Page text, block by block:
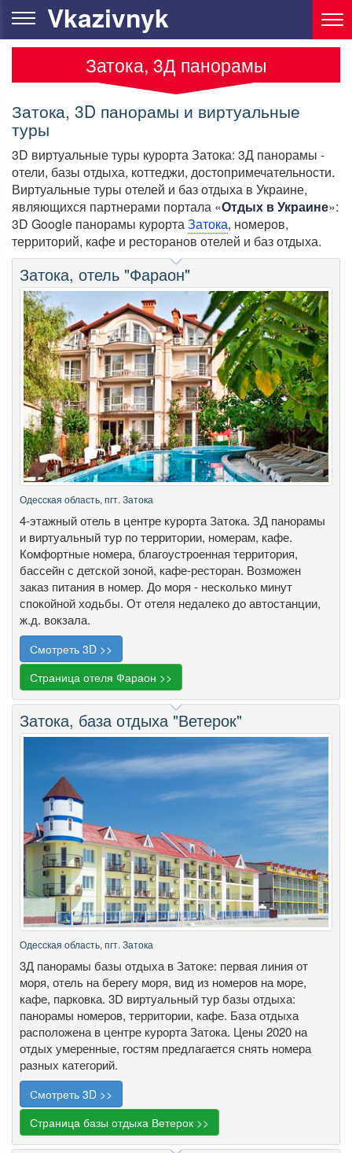
Vkazivnyk
Затока, 3Д панорамы
Затока, 3D панорамы и виртуальные
туры
3D виртуальные туры курорта Затока: 3Д панорамы -
отели, базы отдыха, коттеджи, достопримечательности.
Виртуальные туры отелей и баз отдыха в Украине,
являющихся партнерами портала «Отдых в Украине»:
3D Google панорамы курортаЗатока, номеров,
территорий, кафе и ресторанов отелей и баз отдыха.
Затока, отель "Фараон"
Одесская область, пгт. Затока
4-этажный отель в центре курорта Затока. ЗД панорамы
и виртуальный тур по территории, номерам, кафе.
Комфортные номера, благоустроенная территория,
бассейн с детской зоной, кафе-ресторан. Возможен
заказ питания в номер. До моря - несколько минут
спокойной ходьбы. От отеля недалеко до автостанции,
ж.д. вокзала.
Смотреть 3D >>
Страница отеля Фараон >>
Затока, база отдыха "Ветерок"
Одесская область, пгт. Затока
3Д панорамы базы отдыха в Затоке: первая линия от
моря, отель на берегу моря, вид из номеров на море,
кафе, парковка. 3D виртуальный тур базы отдыха:
панорамы номеров, территории, кафе. База отдыха
расположена в центре курорта Затока. Цены 2020 на
отдых умеренные, гостям предлагается снять номера
разных категорий.
Смотреть 3D >>
Страница базы отдыха Ветерок >>